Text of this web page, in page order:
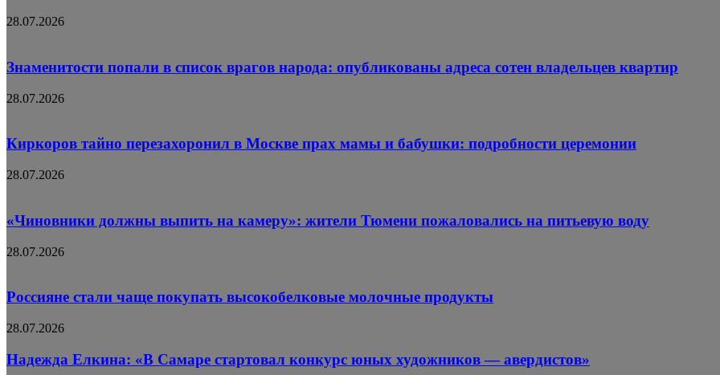
28.07.2026
Знаменитости попали в список врагов народа: опубликованы адреса сотен владельцев квартир
28.07.2026
Киркоров тайно перезахоронил в Москве прах мамы и бабушки: подробности церемонии
28.07.2026
«Чиновники должны выпить на камеру»: жители Тюмени пожаловались на питьевую воду
28.07.2026
Россияне стали чаще покупать высокобелковые молочные продукты
28.07.2026
Надежда Елкина: «В Самаре стартовал конкурс юных художников — авердистов»